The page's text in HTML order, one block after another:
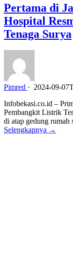
Pertama di
Hospital
Tenaga Surya
Pimred · 2024-09-
Infobekasi.co.id –
Pembangkit Listrik
di atap gedung
Selengkapnya →